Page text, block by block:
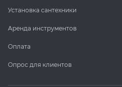
Установка сантехники
Аренда инструментов
Оплата
Опрос для клиентов